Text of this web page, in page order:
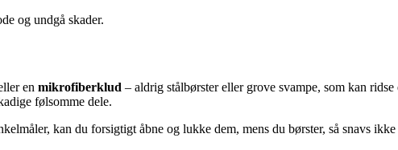
og undgå skader.
en mikrofiberklud – aldrig stålbørster eller grove svampe, som kan
følsomme dele.
kan du forsigtigt åbne og lukke dem, mens du børster, så snavs